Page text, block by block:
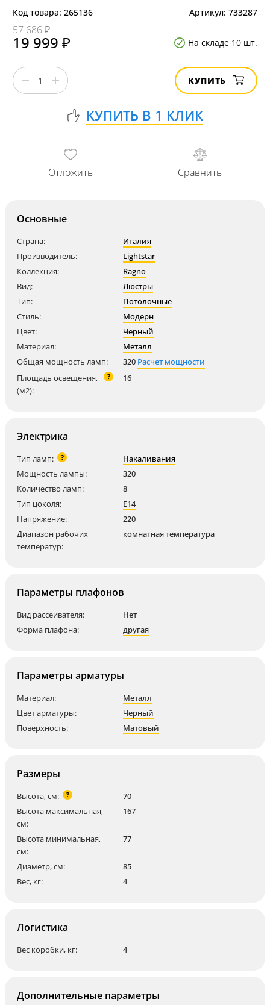
Код товара: 265136 Артикул: 733287
57 686 ₽
19 999 ₽ На складе 10 шт.
КУПИТЬ
Основные
Страна:
Италия
Производитель:
Lightstar
Коллекция:
Ragno
Вид:
Люстры
Тип:
Потолочные
Стиль:
Модерн
Цвет:
Черный
Материал:
Металл
Общая мощность ламп:
320 Расчет мощности
Площадь освещения,
(м2):
? 16
Электрика
Тип ламп: ?
Накаливания
Мощность лампы:
320
Количество ламп:
8
Тип цоколя:
E14
Напряжение:
220
Диапазон рабочих
температур:
комнатная температура
Параметры плафонов
Вид рассеивателя:
Нет
Форма плафона:
другая
Параметры арматуры
Материал:
Металл
Цвет арматуры:
Черный
Поверхность:
Матовый
Размеры
Высота, см: ?
70
Высота максимальная,
см:
167
Высота минимальная,
см:
77
Диаметр, см:
85
Вес, кг:
4
Логистика
Вес коробки, кг: 4
Дополнительные параметры